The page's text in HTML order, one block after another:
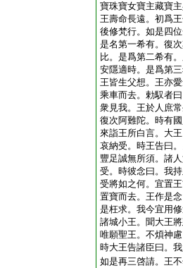
寶珠寶女寶主藏寶
王壽命長遠。初爲
後修梵行。如是四
是名第一希有。復
比。是爲第二希有
安隱適時。是爲第
王皆生父想。王亦
乘車而去。勅馭者
衆見我。王於人庶
復次阿難陀。時有
來詣王所白言。大
哀納受。時王告曰
豐足誠無所須。諸
受。時彼念曰。我
受將如之何。宜置
置寶而去。王作是
是枉求。我今宜用
諸城小王。聞大王
唯願聖王。不煩神
時大王告諸臣曰。
如是再三啓請。王